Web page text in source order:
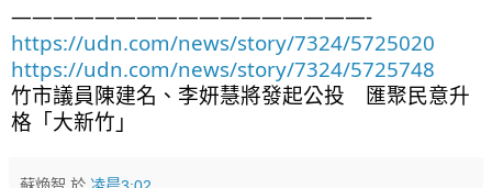
—————————————————-
https://udn.com/news/story/7324/5725020
https://udn.com/news/story/7324/5725748
竹市議員陳建名、李妍慧將發起公投　匯聚民意升
格「大新竹」